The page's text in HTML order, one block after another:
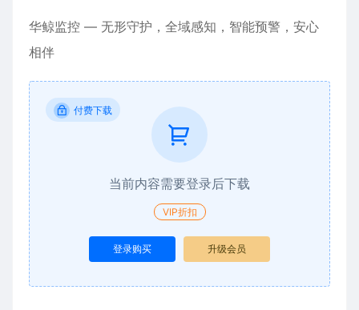
华鲸监控 — 无形守护，全域感知，智能预警，安心
相伴
付费下载
当前内容需要登录后下载
VIP折扣
登录购买 升级会员